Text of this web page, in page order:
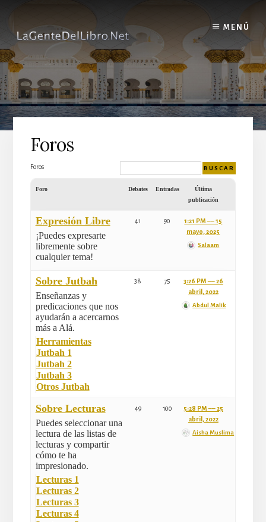
content
MENÚ
Foros
Foros
Foro Debates Entradas
Última
publicación
Expresión Libre
¡Puedes expresarte
libremente sobre
cualquier tema!
41 90
1:21 PM –– 15
mayo, 2025
Salaam
Sobre Jutbah
Enseñanzas y
predicaciones que nos
ayudarán a acercarnos
más a Alá.
Herramientas
Jutbah 1
Jutbah 2
Jutbah 3
Otros Jutbah
38 75
3:26 PM –– 26
abril, 2022
Abdul Malik
Sobre Lecturas
Puedes seleccionar una
lectura de las listas de
lecturas y compartir
cómo te ha
impresionado.
Lecturas 1
Lecturas 2
Lecturas 3
Lecturas 4
49 100
5:28 PM –– 25
abril, 2022
Aisha Muslima